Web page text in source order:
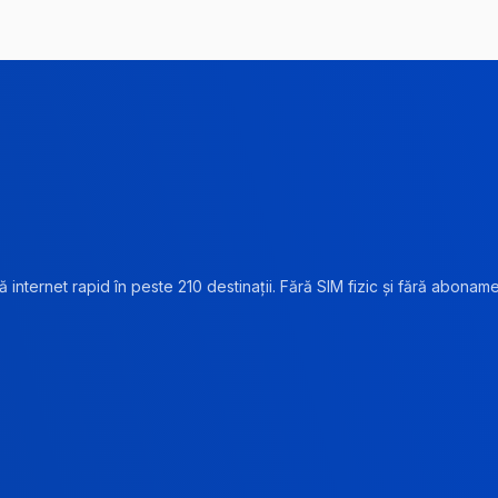
rapid în peste 210 destinații. Fără SIM fizic și fără